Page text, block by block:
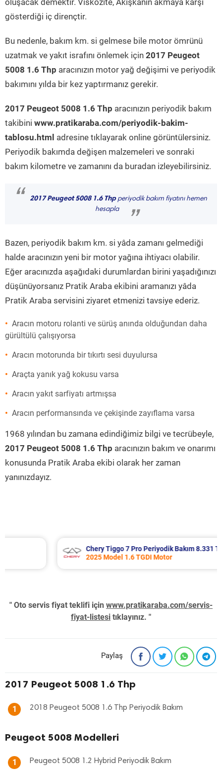
oluşacak demektir. Viskozite, Akışkanın akmaya karşı
gösterdiği iç dirençtir.
Bu nedenle, bakım km. si gelmese bile motor ömrünü
uzatmak ve yakıt israfını önlemek için 2017 Peugeot
5008 1.6 Thp aracınızın motor yağ değişimi ve periyodik
bakımını yılda bir kez yaptırmanız gerekir.
2017 Peugeot 5008 1.6 Thp aracınızın periyodik bakım
takibini www.pratikaraba.com/periyodik-bakim-
tablosu.html adresine tıklayarak online görüntülersiniz.
Periyodik bakımda değişen malzemeleri ve sonraki
bakım kilometre ve zamanını da buradan izleyebilirsiniz.
“ 2017 Peugeot 5008 1.6 Thpperiyodik bakım fiyatını hemen
hesapla
”
Bazen, periyodik bakım km. si yâda zamanı gelmediği
halde aracınızın yeni bir motor yağına ihtiyacı olabilir.
Eğer aracınızda aşağıdaki durumlardan birini yaşadığınızı
düşünüyorsanız Pratik Araba ekibini aramanızı yâda
Pratik Araba servisini ziyaret etmenizi tavsiye ederiz.
Aracın motoru rolanti ve sürüş anında olduğundan daha
gürültülü çalışıyorsa
Aracın motorunda bir tıkırtı sesi duyulursa
Araçta yanık yağ kokusu varsa
Aracın yakıt sarfiyatı artmışsa
Aracın performansında ve çekişinde zayıflama varsa
1968 yılından bu zamana edindiğimiz bilgi ve tecrübeyle,
2017 Peugeot 5008 1.6 Thp aracınızın bakım ve onarımı
konusunda Pratik Araba ekibi olarak her zaman
yanınızdayız.
Chery Tiggo 7 Pro Periyodik Bakım 8.331 TL
2025 Model 1.6 TGDI Motor
" Oto servis fiyat teklifi için www.pratikaraba.com/servis-
fiyat-listesi tıklayınız. "
Paylaş
2017 Peugeot 5008 1.6 Thp
1 2018 Peugeot 5008 1.6 Thp Periyodik Bakım
Peugeot 5008 Modelleri
1 Peugeot 5008 1.2 Hybrid Periyodik Bakım